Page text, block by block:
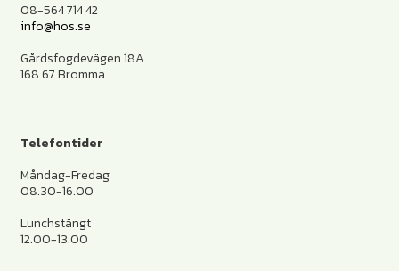
08-564 714 42
info@hos.se
Gårdsfogdevägen 18A
168 67 Bromma
Telefontider
Måndag-Fredag
08.30-16.00
Lunchstängt
12.00-13.00